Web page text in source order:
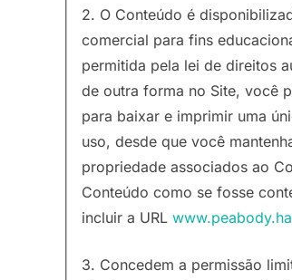
2. O Conteúdo é
comercial para fins
permitida pela lei de direitos
de outra forma no Site, você
para baixar e imprimir uma
uso, desde que você
propriedade associados ao
Conteúdo como se fosse
incluir a URL
3. Concedem a permissão